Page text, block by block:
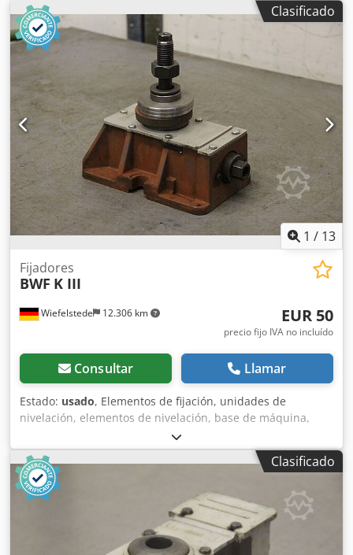
Clasificado
1 / 13
Wiefelstede 12.306 km
Fijadores
BWF K III
EUR 50
precio fijo IVA no incluído
Consultar Llamar
Estado: usado, Elementos de fijación, unidades de
nivelación, elementos de nivelación, base de máquina,
bases de máquina, zapatas de nivelación, base de la
máquina, zapata de nivelación, zapata en cuña, soporte de
máquina, pie de nivelación. Dcedpjd N D Diofx Acdek -
Entrega: en el estado actual, tal como se inspeccionó. -
Para: máquinas herramienta e instalaciones. -Precio: por
unidad. -Cantidad: 8 unidades. -Dimensiones:
240/140/A220 mm / 245/140/A100, 1 unidad. -Peso: 10,8
Clasificado